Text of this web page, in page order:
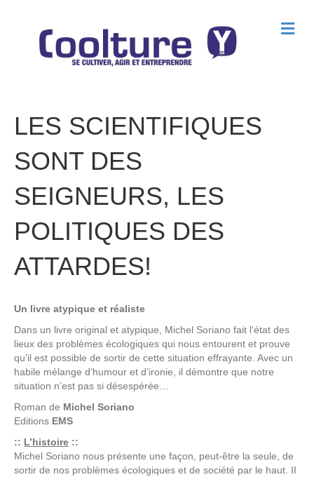
M
e
LES SCIENTIFIQUES
SONT DES
SEIGNEURS, LES
POLITIQUES DES
ATTARDES!
Un livre atypique et réaliste
Dans un livre original et atypique, Michel Soriano fait l’état des
lieux des problèmes écologiques qui nous entourent et prouve
qu’il est possible de sortir de cette situation effrayante. Avec un
habile mélange d’humour et d’ironie, il démontre que notre
situation n’est pas si désespérée…
Roman de Michel Soriano
Editions EMS
:: L’histoire ::
Michel Soriano nous présente une façon, peut-être la seule, de
sortir de nos problèmes écologiques et de société par le haut. II